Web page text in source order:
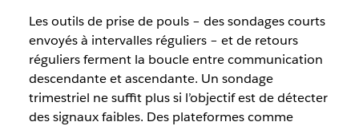
Les outils de prise de pouls – des sondages courts
envoyés à intervalles réguliers – et de retours
réguliers ferment la boucle entre communication
descendante et ascendante. Un sondage
trimestriel ne suffit plus si l’objectif est de détecter
des signaux faibles. Des plateformes comme